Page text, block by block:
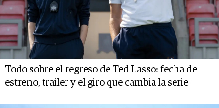
Todo sobre el regreso de Ted Lasso: fecha de
estreno, trailer y el giro que cambia la serie